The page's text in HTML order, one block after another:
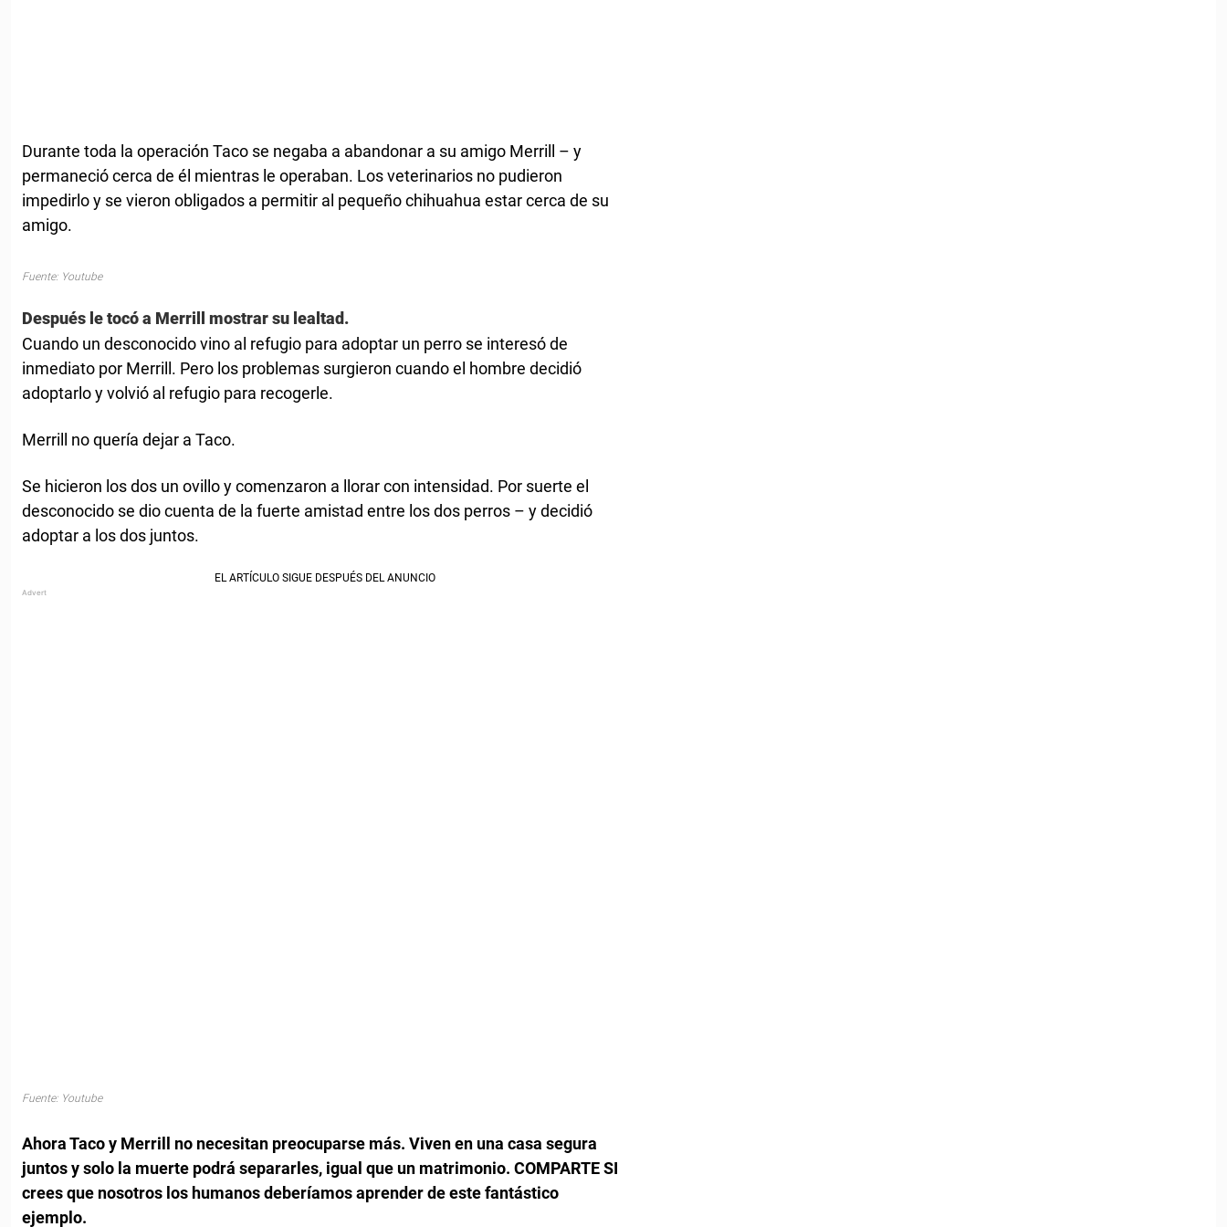
Durante toda la operación Taco se negaba a abandonar a su amigo Merrill – y
permaneció cerca de él mientras le operaban. Los veterinarios no pudieron
impedirlo y se vieron obligados a permitir al pequeño chihuahua estar cerca de su
amigo.
Fuente: Youtube
Después le tocó a Merrill mostrar su lealtad.
Cuando un desconocido vino al refugio para adoptar un perro se interesó de
inmediato por Merrill. Pero los problemas surgieron cuando el hombre decidió
adoptarlo y volvió al refugio para recogerle.
Merrill no quería dejar a Taco.
Se hicieron los dos un ovillo y comenzaron a llorar con intensidad. Por suerte el
desconocido se dio cuenta de la fuerte amistad entre los dos perros – y decidió
adoptar a los dos juntos.
Fuente: Youtube
Ahora Taco y Merrill no necesitan preocuparse más. Viven en una casa segura
juntos y solo la muerte podrá separarles, igual que un matrimonio. COMPARTE SI
crees que nosotros los humanos deberíamos aprender de este fantástico
ejemplo.